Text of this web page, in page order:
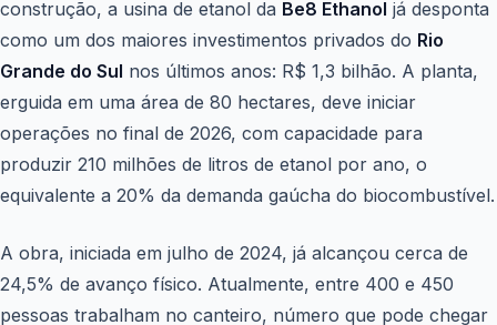
construção, a usina de etanol da Be8 Ethanol já desponta
como um dos maiores investimentos privados do Rio
Grande do Sul nos últimos anos: R$ 1,3 bilhão. A planta,
erguida em uma área de 80 hectares, deve iniciar
operações no final de 2026, com capacidade para
produzir 210 milhões de litros de etanol por ano, o
equivalente a 20% da demanda gaúcha do biocombustível.
A obra, iniciada em julho de 2024, já alcançou cerca de
24,5% de avanço físico. Atualmente, entre 400 e 450
pessoas trabalham no canteiro, número que pode chegar